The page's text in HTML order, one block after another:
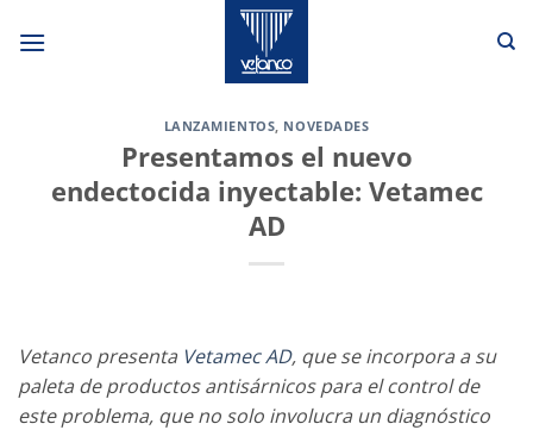
LANZAMIENTOS, NOVEDADES
Presentamos el nuevo
endectocida inyectable: Vetamec
AD
Vetanco presenta Vetamec AD, que se incorpora a su
paleta de productos antisárnicos para el control de
este problema, que no solo involucra un diagnóstico